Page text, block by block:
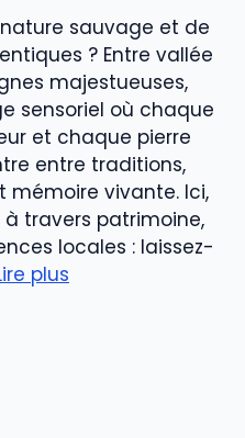
sauvage et de
? Entre vallée
majestueuses,
sensoriel où chaque
et chaque pierre
entre traditions,
mémoire vivante. Ici,
à travers patrimoine,
locales : laissez-
plus